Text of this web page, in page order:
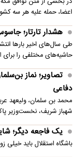
اعضا، حمله علیه هر سه
هشدار تارتار؛
طی سال‌های اخیر بارها
حاشیه‌های مختلفی را برای
تصاویر؛ نماز
دفاعی
محمد بن سلمان، ولیعهد
شهباز شریف، نخست‌وزیر
یک فاجعه دیگر؛
باشگاه استقلال باید خیلی